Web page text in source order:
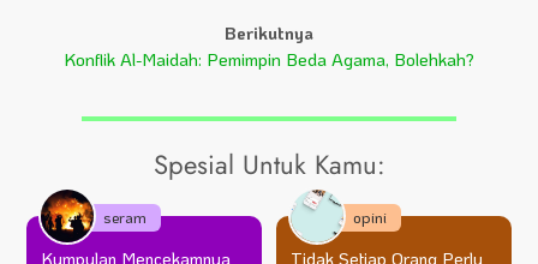
Berikutnya
Konflik Al-Maidah: Pemimpin Beda Agama, Bolehkah?
Spesial Untuk Kamu:
Kumpulan Mencekamnya
seram
Tidak Setiap Orang Perlu
opini